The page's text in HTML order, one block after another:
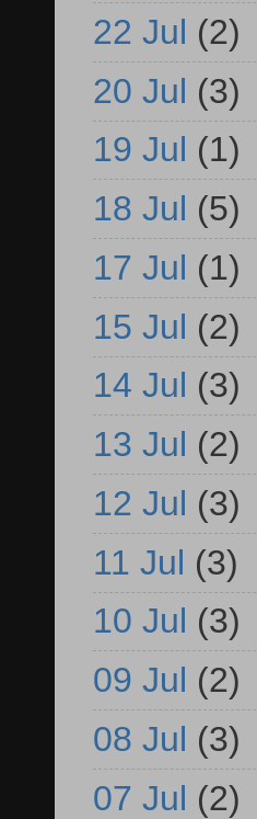
22 Jul (2)
20 Jul (3)
19 Jul (1)
18 Jul (5)
17 Jul (1)
15 Jul (2)
14 Jul (3)
13 Jul (2)
12 Jul (3)
11 Jul (3)
10 Jul (3)
09 Jul (2)
08 Jul (3)
07 Jul (2)